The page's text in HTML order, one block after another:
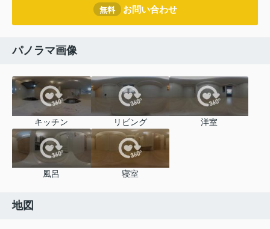
無料 お問い合わせ
パノラマ画像
キッチン リビング 洋室
風呂 寝室
地図